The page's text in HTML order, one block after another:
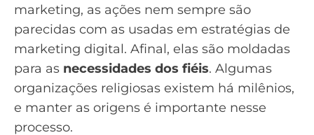
marketing, as ações nem sempre são
parecidas com as usadas em estratégias de
marketing digital. Afinal, elas são moldadas
para as necessidades dos fiéis. Algumas
organizações religiosas existem há milênios,
e manter as origens é importante nesse
processo.